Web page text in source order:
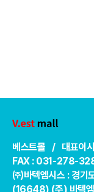
베스트몰 / 대표이
FAX : 031-278-
㈜바텍엠시스 : 경기
(16648) (주) 바텍